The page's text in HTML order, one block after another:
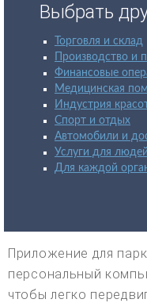
Выбрать
Торговля и склад
Производство и
Финансовые
Медицинская
Индустрия
Спорт и отдых
Автомобили и
Услуги для людей
Для каждой
Приложение для
персональный
чтобы легко